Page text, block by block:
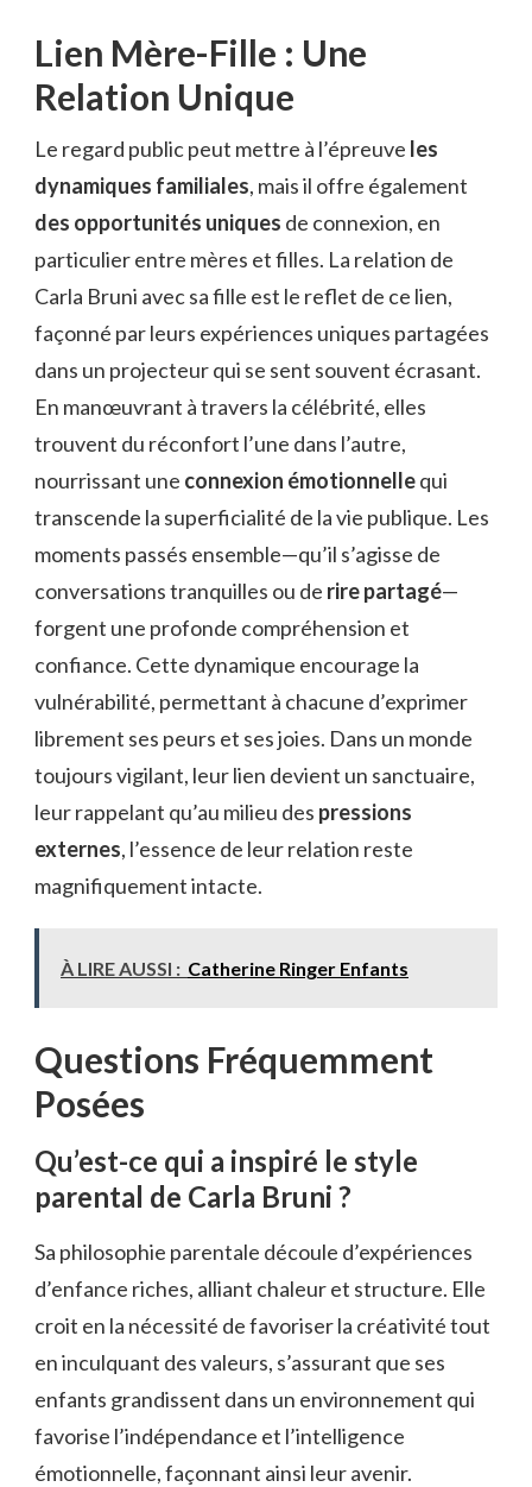
Lien Mère-Fille : Une
Relation Unique
Le regard public peut mettre à l’épreuve les
dynamiques familiales, mais il offre également
des opportunités uniques de connexion, en
particulier entre mères et filles. La relation de
Carla Bruni avec sa fille est le reflet de ce lien,
façonné par leurs expériences uniques partagées
dans un projecteur qui se sent souvent écrasant.
En manœuvrant à travers la célébrité, elles
trouvent du réconfort l’une dans l’autre,
nourrissant une connexion émotionnellequi
transcende la superficialité de la vie publique. Les
moments passés ensemble—qu’il s’agisse de
conversations tranquilles ou de rire partagé—
forgent une profonde compréhension et
confiance. Cette dynamique encourage la
vulnérabilité, permettant à chacune d’exprimer
librement ses peurs et ses joies. Dans un monde
toujours vigilant, leur lien devient un sanctuaire,
leur rappelant qu’au milieu des pressions
externes, l’essence de leur relation reste
magnifiquement intacte.
À LIRE AUSSI : Catherine Ringer Enfants
Questions Fréquemment
Posées
Qu’est-ce qui a inspiré le style
parental de Carla Bruni ?
Sa philosophie parentale découle d’expériences
d’enfance riches, alliant chaleur et structure. Elle
croit en la nécessité de favoriser la créativité tout
en inculquant des valeurs, s’assurant que ses
enfants grandissent dans un environnement qui
favorise l’indépendance et l’intelligence
émotionnelle, façonnant ainsi leur avenir.